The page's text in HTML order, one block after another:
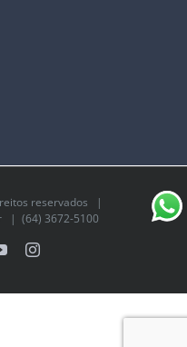
reservados |
| (64) 3672-5100
YouTubeInstagram